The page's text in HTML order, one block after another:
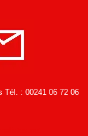
Tél. : 00241 06 72 06